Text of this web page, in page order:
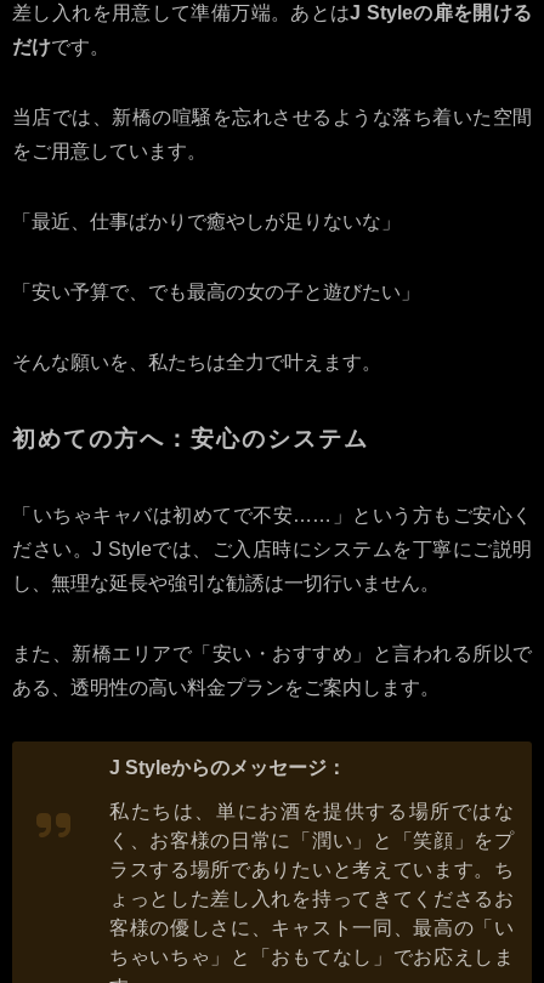
差し入れを用意して準備万端。あとはJ Styleの扉を開ける
だけです。
当店では、新橋の喧騒を忘れさせるような落ち着いた空間
をご用意しています。
「最近、仕事ばかりで癒やしが足りないな」
「安い予算で、でも最高の女の子と遊びたい」
そんな願いを、私たちは全力で叶えます。
初めての方へ：安心のシステム
「いちゃキャバは初めてで不安……」という方もご安心く
ださい。J Styleでは、ご入店時にシステムを丁寧にご説明
し、無理な延長や強引な勧誘は一切行いません。
また、新橋エリアで「安い・おすすめ」と言われる所以で
ある、透明性の高い料金プランをご案内します。
J Styleからのメッセージ：
私たちは、単にお酒を提供する場所ではな
く、お客様の日常に「潤い」と「笑顔」をプ
ラスする場所でありたいと考えています。ち
ょっとした差し入れを持ってきてくださるお
客様の優しさに、キャスト一同、最高の「い
ちゃいちゃ」と「おもてなし」でお応えしま